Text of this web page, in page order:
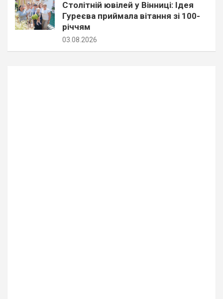
Столітній ювілей у Вінниці: Ідея
Гуреєва приймала вітання зі 100-
річчям
03.08.2026